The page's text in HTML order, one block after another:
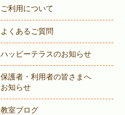
DIDIM
ご利用について
よくあるご質問
ハッピーテラスのお知らせ
保護者・利用者の皆さまへ
お知らせ
教室ブログ